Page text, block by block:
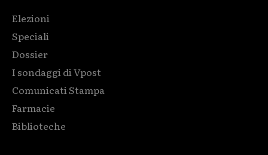
Elezioni
Speciali
Dossier
I sondaggi di Vpost
Comunicati Stampa
Farmacie
Biblioteche